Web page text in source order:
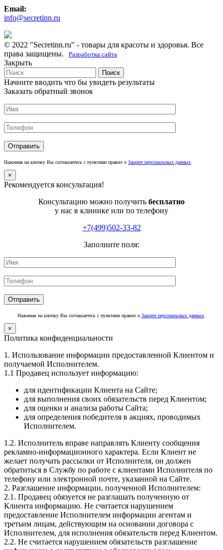
Email:
info@secretinn.ru
© 2022 "Secretinn.ru" - товары для красоты и здоровья. Все
права защищены.
Разработка сайта
Закрыть
Поиск
Начните вводить что бы увидеть результаты
Заказать обратный звонок
Нажимая на кнопку Вы соглашаетесь с пунктами правил о Защите персональных данных
×
Рекомендуется консультация!
Консультацию можно получить бесплатно
у нас в клинике или по телефону
+7(499)502-33-82
Заполните поля:
Нажимая на кнопку Вы соглашаетесь с пунктами правил о Защите персональных данных
×
Политика конфиденциальности
1. Использование информации предоставленной Клиентом и
получаемой Исполнителем.
1.1 Продавец использует информацию:
для идентификации Клиента на Сайте;
для выполнения своих обязательств перед Клиентом;
для оценки и анализа работы Сайта;
для определения победителя в акциях, проводимых
Исполнителем.
1.2. Исполнитель вправе направлять Клиенту сообщения
рекламно-информационного характера. Если Клиент не
желает получать рассылки от Исполнителя, он должен
обратиться в Службу по работе с клиентами Исполнителя по
телефону или электронной почте, указанной на Сайте.
2. Разглашение информации, полученной Исполнителем:
2.1. Продавец обязуется не разглашать полученную от
Клиента информацию. Не считается нарушением
предоставление Исполнителем информации агентам и
третьим лицам, действующим на основании договора с
Исполнителем, для исполнения обязательств перед Клиентом.
2.2. Не считается нарушением обязательств разглашение